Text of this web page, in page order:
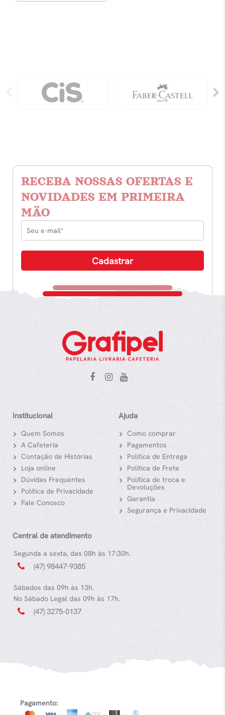
Das
RECEBA NOSSAS OFERTAS E
NOVIDADES EM PRIMEIRA
MÃO
Institucional
Quem Somos
A Cafeteria
Contação de Histórias
Loja online
Dúvidas Frequentes
Política de Privacidade
Fale Conosco
Ajuda
Como comprar
Pagamentos
Política de Entrega
Política de Frete
Política de troca e
Devoluções
Garantia
Segurança e Privacidade
Central de atendimento
Segunda a sexta, das 08h às 17:30h.
(47) 98447-9385
Sábados das 09h às 13h.
No Sábado Legal das 09h às 17h.
(47) 3275-0137
Pagamento: